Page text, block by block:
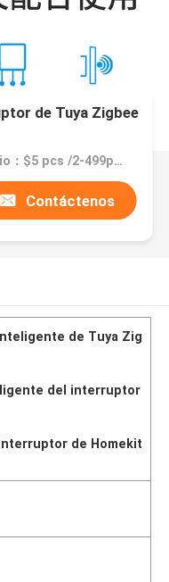
de Tuya Zigbee
Precio：$5 pcs /2-499pcs
Contáctenos
de Tuya Zig
del interruptor
de Homekit